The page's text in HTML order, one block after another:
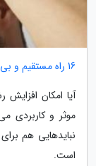
16 راه مستقیم و بی دردسر برای افزایش رشد مو
موثر و کاربردی
نبایدهایی هم
است.